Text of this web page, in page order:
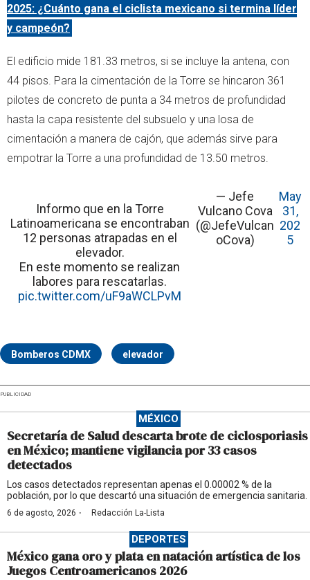
2025: ¿Cuánto gana el ciclista mexicano si termina líder
y campeón?
El edificio mide 181.33 metros, si se incluye la antena, con
44 pisos. Para la cimentación de la Torre se hincaron 361
pilotes de concreto de punta a 34 metros de profundidad
hasta la capa resistente del subsuelo y una losa de
cimentación a manera de cajón, que además sirve para
empotrar la Torre a una profundidad de 13.50 metros.
Informo que en la Torre
Latinoamericana se encontraban
12 personas atrapadas en el
elevador.
En este momento se realizan
labores para rescatarlas.
pic.twitter.com/uF9aWCLPvM
— Jefe
Vulcano Cova
(@JefeVulcan
oCova)
May
31,
202
5
Bomberos CDMX elevador
PUBLICIDAD
MÉXICO
Secretaría de Salud descarta brote de ciclosporiasis
en México; mantiene vigilancia por 33 casos
detectados
Los casos detectados representan apenas el 0.00002 % de la
población, por lo que descartó una situación de emergencia sanitaria.
6 de agosto, 2026 · Redacción La-Lista
DEPORTES
México gana oro y plata en natación artística de los
Juegos Centroamericanos 2026